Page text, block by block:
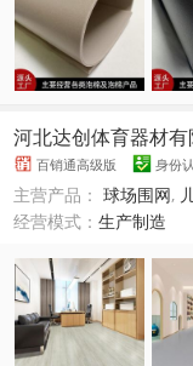
河北达创体育器材有
百销通高级版 身份
主营产品：球场围网,
经营模式：生产制造